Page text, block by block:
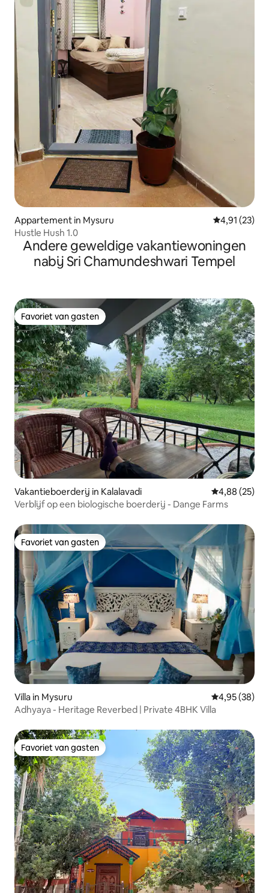
Appartement in Mysuru Gemiddelde
4,91 (23)
Hustle Hush 1.0
Andere geweldige vakantiewoningen
nabij Sri Chamundeshwari Tempel
Favoriet van gasten
Favoriet van gasten
Vakantieboerderij in Kalalavadi Gemiddelde
4,88 (25)
Verblijf op een biologische boerderij - Dange Farms
Favoriet van gasten
Favoriet van gasten
Villa in Mysuru Gemiddelde
4,95 (38)
Adhyaya - Heritage Reverbed | Private 4BHK Villa
Favoriet van gasten
Favoriet van gasten